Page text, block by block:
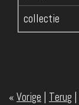
collectie
« Vorige | Terug |